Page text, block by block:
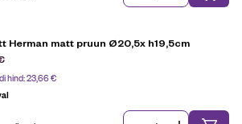
Herman matt pruun Ø20,5x h19,5cm
hind:23,66€